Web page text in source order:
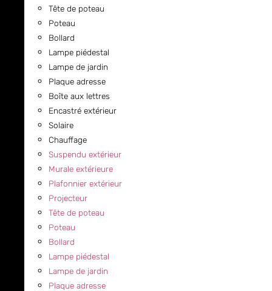
Tête de poteau
Poteau
Bollard
Lampe piédestal
Lampe de jardin
Plaque adresse
Boîte aux lettres
Encastré extérieur
Solaire
Chauffage
Suspendu extérieur
Murale extérieure
Plafonnier extérieur
Projecteur
Tête de poteau
Poteau
Bollard
Lampe piédestal
Lampe de jardin
Plaque adresse